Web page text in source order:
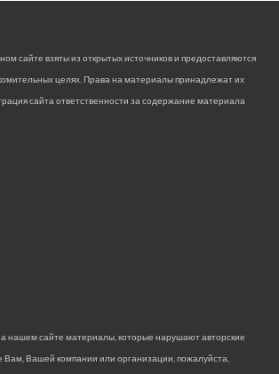
сайте взяты из открытых источников и предоставляются
целях. Права на материалы принадлежат их
сайта ответственности за содержание материала
нашем сайте материалы, которые нарушают авторские
Вашей компании или организации, пожалуйста,